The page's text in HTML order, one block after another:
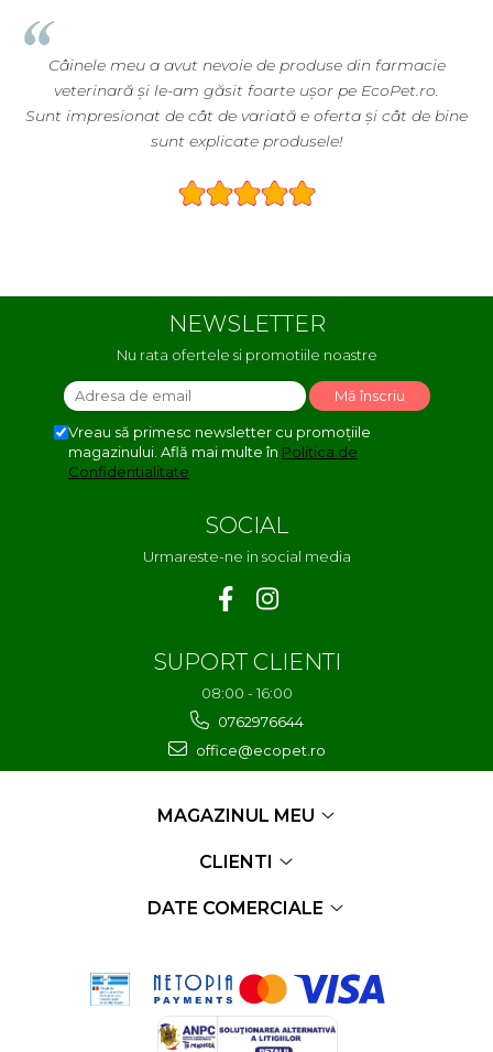
bine
EcoPet.ro este salvarea mea de fiecare dată când
nevoie de hrană sau produse pentru păsările exotice
volieră.
E greu să găsești un magazin online cu o gamă
NEWSLETTER
Nu rata ofertele si promotiile noastre
Vreau să primesc newsletter cu promoțiile
magazinului. Află mai multe în Politica de
Confidentialitate
SOCIAL
Urmareste-ne in social media
SUPORT CLIENTI
08:00 - 16:00
0762976644
office@ecopet.ro
MAGAZINUL MEU
CLIENTI
DATE COMERCIALE